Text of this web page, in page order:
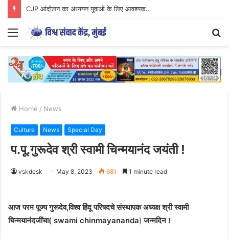
CJP आंदोलन का अध्ययन युवाओं के लिए आवश्यक..
Menu
Home / News
Culture News Special Day
प.पू.गुरूदेव श्री स्वामी चिन्मयानंद जयंती !
vskdesk May 8, 2023 681 1 minute read
आज परम पूज्य गुरूदेव,विश्व हिंदू परिषदचे संस्थापक अध्यक्ष श्री स्वामी
चिन्मयानंदजींचा( swami chinmayananda)जन्मदिन !